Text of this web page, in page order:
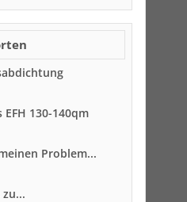
EFH 130-140qm
Problem...
zu...